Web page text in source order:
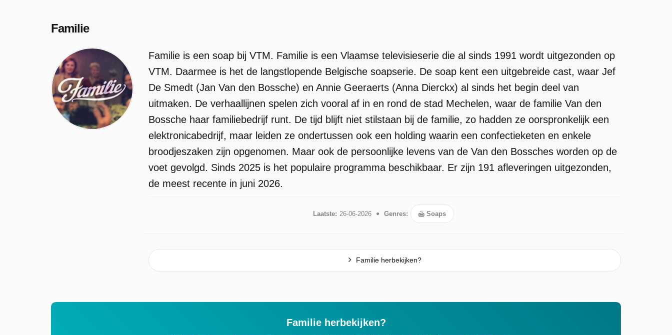
Familie
Familie is een soap bij VTM. Familie is een Vlaamse televisieserie die al sinds 1991 wordt uitgezonden op
VTM. Daarmee is het de langstlopende Belgische soapserie. De soap kent een uitgebreide cast, waar Jef
De Smedt (Jan Van den Bossche) en Annie Geeraerts (Anna Dierckx) al sinds het begin deel van
uitmaken. De verhaallijnen spelen zich vooral af in en rond de stad Mechelen, waar de familie Van den
Bossche haar familiebedrijf runt. De tijd blijft niet stilstaan bij de familie, zo hadden ze oorspronkelijk een
elektronicabedrijf, maar leiden ze ondertussen ook een holding waarin een confectieketen en enkele
broodjeszaken zijn opgenomen. Maar ook de persoonlijke levens van de Van den Bossches worden op de
voet gevolgd. Sinds 2025 is het populaire programma beschikbaar. Er zijn 191 afleveringen uitgezonden,
de meest recente in juni 2026.
Laatste: 26-06-2026 Genres: Soaps
Familie herbekijken?
Familie herbekijken?